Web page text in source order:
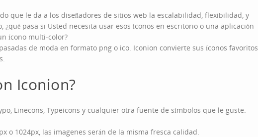
que le da a los diseñadores de sitios web la escalabilidad, flexibilidad, y
pasa si Usted necesita usar esos íconos en escritorio o una aplicación
ícono multi-color?
de moda en formato png o ico. Iconion convierte sus íconos favoritos
Iconion?
Linecons, Typeicons y cualquier otra fuente de símbolos que le guste.
o 1024px, las imagenes serán de la misma fresca calidad.